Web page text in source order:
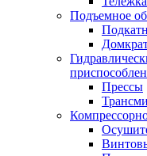
Подъемное
Прессы